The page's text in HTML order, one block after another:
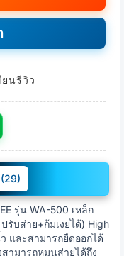
ยนรีวิว
รุ่น WA-500 เหล็ก
บส่าย+ก้มเงยได้) High
และสามารถยืดออกได้
ามารถหมุนส่ายได้ถึง